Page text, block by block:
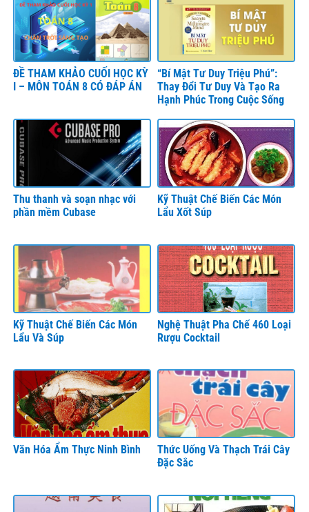
ĐỀ THAM KHẢO CUỐI HỌC KỲ
I – MÔN TOÁN 8 CÓ ĐÁP ÁN
“Bí Mật Tư Duy Triệu Phú”:
Thay Đổi Tư Duy Và Tạo Ra
Hạnh Phúc Trong Cuộc Sống
Thu thanh và soạn nhạc với
phần mềm Cubase
Kỹ Thuật Chế Biến Các Món
Lẩu Xốt Súp
Kỹ Thuật Chế Biến Các Món
Lẩu Và Súp
Nghệ Thuật Pha Chế 460 Loại
Rượu Cocktail
Văn Hóa Ẩm Thực Ninh Bình
Thức Uống Và Thạch Trái Cây
Đặc Sắc